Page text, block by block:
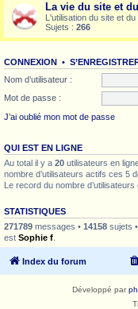
La vie du site et
L'utilisation du site et
Sujets : 266
CONNEXION •
Nom d’utilisateur :
Mot de passe :
J’ai oublié mon mot de passe
QUI EST EN LIGNE
Au total il y a 20 utilisateurs en
nombre d’utilisateurs actifs ces 5
Le record du nombre d’utilisateurs
STATISTIQUES
271789 messages • 14158 sujets •
est Sophie f
Index du forum
Développé par